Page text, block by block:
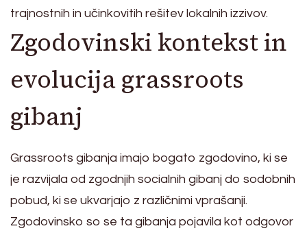
trajnostnih in učinkovitih rešitev lokalnih izzivov.
Zgodovinski kontekst in
evolucija grassroots
gibanj
Grassroots gibanja imajo bogato zgodovino, ki se
je razvijala od zgodnjih socialnih gibanj do sodobnih
pobud, ki se ukvarjajo z različnimi vprašanji.
Zgodovinsko so se ta gibanja pojavila kot odgovor